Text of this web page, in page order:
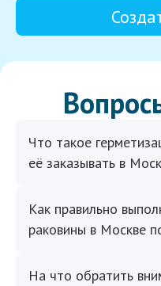
Что такое
её заказывать в
Как правильно
раковины в Москве
На что обратить